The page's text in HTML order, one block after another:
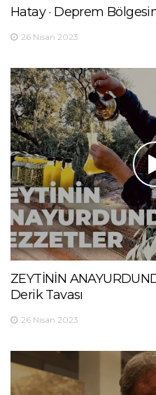
Hatay · Deprem
26 Nisan 2023
ZEYTİNİN
Derik Tavası
26 Nisan 2023